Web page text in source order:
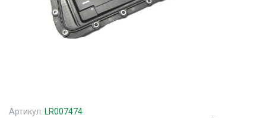
Артикул: LR007474